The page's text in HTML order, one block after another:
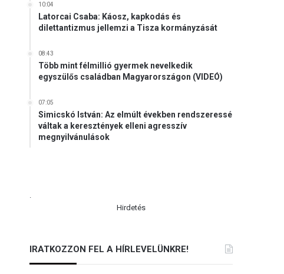
10:04
Latorcai Csaba: Káosz, kapkodás és
dilettantizmus jellemzi a Tisza kormányzását
08:43
Több mint félmillió gyermek nevelkedik
egyszülős családban Magyarországon (VIDEÓ)
07:05
Simicskó István: Az elmúlt években rendszeressé
váltak a keresztények elleni agresszív
megnyilvánulások
.
Hirdetés
IRATKOZZON FEL A HÍRLEVELÜNKRE!